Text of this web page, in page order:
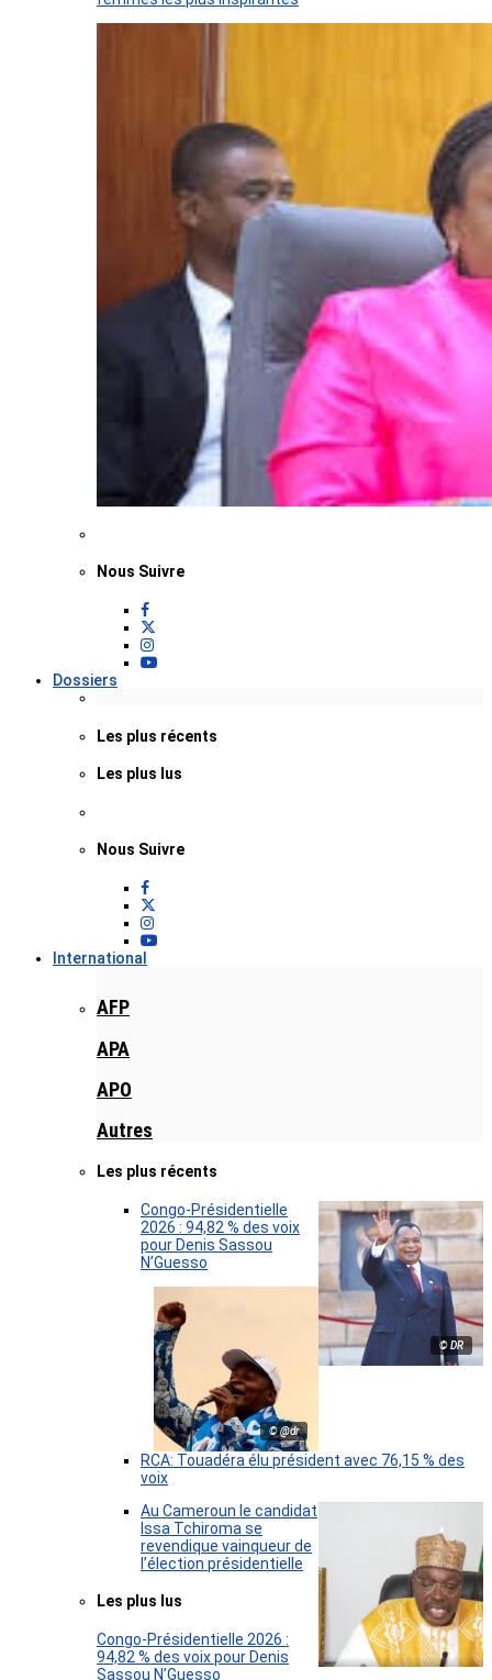
Nous Suivre
Dossiers
Les plus récents
Les plus lus
Nous Suivre
International
AFP
APA
APO
Autres
Les plus récents
© DR
Congo-Présidentielle
2026 : 94,82 % des voix
pour Denis Sassou
N’Guesso
© @dr
RCA: Touadéra élu président avec 76,15 % des
voix
Au Cameroun le candidat
Issa Tchiroma se
revendique vainqueur de
l’élection présidentielle
Les plus lus
Congo-Présidentielle 2026 :
94,82 % des voix pour Denis
Sassou N’Guesso